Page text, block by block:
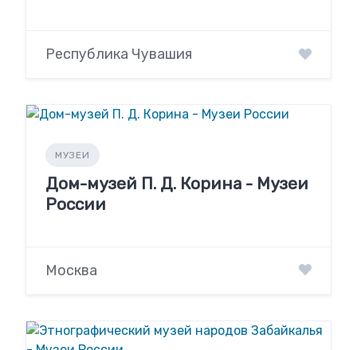
Республика Чувашия
МУЗЕИ
Дом-музей П. Д. Корина - Музеи
России
Москва